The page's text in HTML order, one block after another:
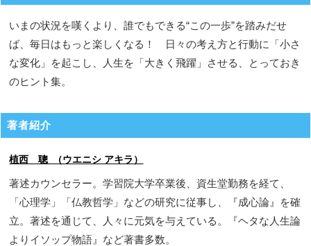
いまの状況を嘆くより、誰でもできる“この一歩”を踏みだせ
ば、毎日はもっと楽しくなる！ 日々の考え方と行動に「小さ
な変化」を起こし、人生を「大きく飛躍」させる、とっておき
のヒント集。
著者紹介
植西 聰 （ウエニシ アキラ）
著述カウンセラー。学習院大学卒業後、資生堂勤務を経て、
「心理学」「仏教哲学」などの研究に従事し、『成心論』を確
立。著述を通じて、人々に元気を与えている。『ヘタな人生論
よりイソップ物語』など著書多数。